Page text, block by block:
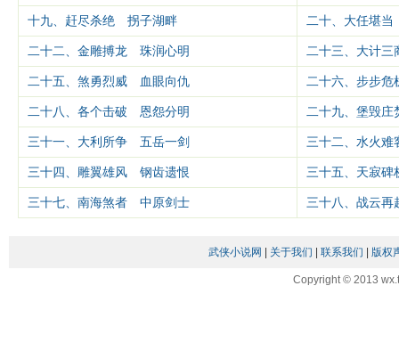
十九、赶尽杀绝 拐子湖畔 二十、大任堪
二十二、金雕搏龙 珠润心明 二十三、大计
二十五、煞勇烈威 血眼向仇 二十六、步步
二十八、各个击破 恩怨分明 二十九、堡毁
三十一、大利所争 五岳一剑 三十二、水火
三十四、雕翼雄风 钢齿遗恨 三十五、天寂
三十七、南海煞者 中原剑士 三十八、战云
武侠小说网 关于我们 联系我们 版权
Copyright © 2013